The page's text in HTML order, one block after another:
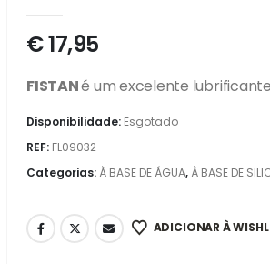
€17,95
FISTANé um excelente
Disponibilidade: Esgotado
REF: FL09032
Categorias: À BASE DE ÁGUA, À BASE DE
ADICIONAR À